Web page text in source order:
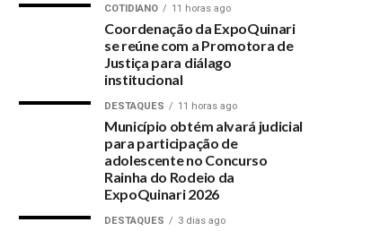
COTIDIANO 11 horas ago
Coordenação da ExpoQuinari
se reúne com a Promotora de
Justiça para diálago
institucional
DESTAQUES 11 horas ago
Município obtém alvará judicial
para participação de
adolescente no Concurso
Rainha do Rodeio da
ExpoQuinari 2026
DESTAQUES 3 dias ago